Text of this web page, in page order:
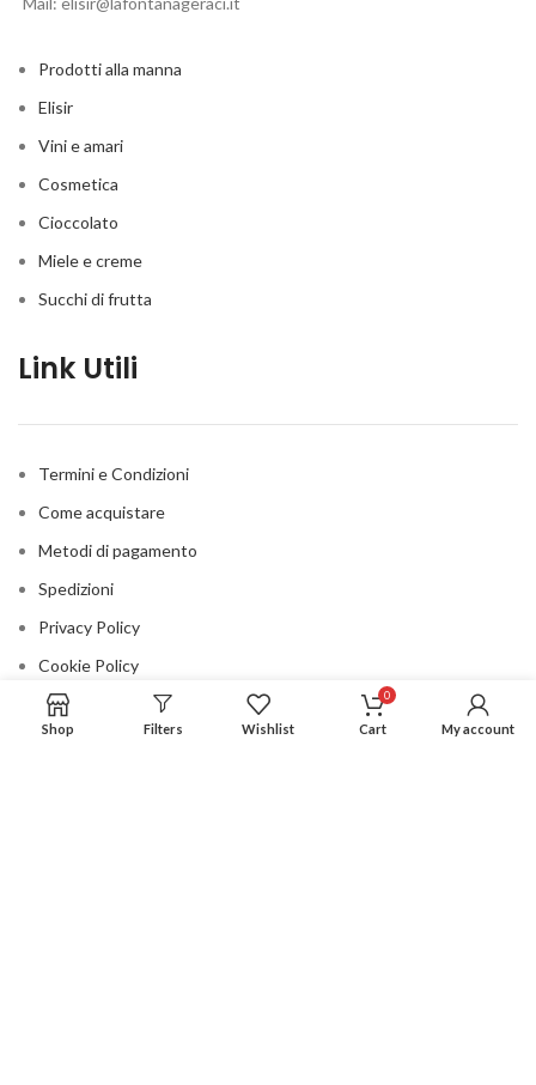
Prodotti alla manna
Elisir
Vini e amari
Cosmetica
Cioccolato
Miele e creme
Succhi di frutta
Link Utili
Termini e Condizioni
Come acquistare
Metodi di pagamento
Spedizioni
Privacy Policy
Cookie Policy
Contatti
Shop Filters Wishlist
0
Cart My account